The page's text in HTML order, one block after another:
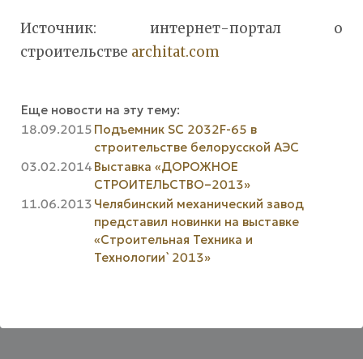
Источник: интернет-портал о
строительстве architat.com
Еще новости на эту тему:
18.09.2015 Подъемник SC 2032F-65 в
строительстве белорусской АЭС
03.02.2014 Выставка «ДОРОЖНОЕ
СТРОИТЕЛЬСТВО–2013»
11.06.2013 Челябинский механический завод
представил новинки на выставке
«Строительная Техника и
Технологии`2013»